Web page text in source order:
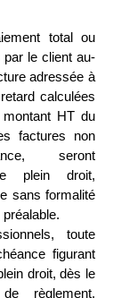
total ou
le client au-
adressée à
calculées
HT du
factures non
seront
plein droit,
sans formalité
toute
figurant
droit, dès le
règlement,